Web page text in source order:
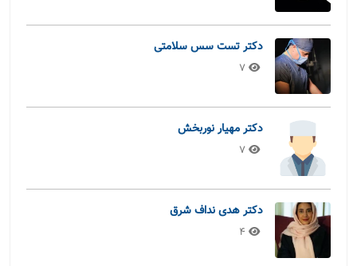
دکتر تست سس سلامتی
7
دکتر مهیار نوربخش
7
دکتر هدی نداف شرق
4